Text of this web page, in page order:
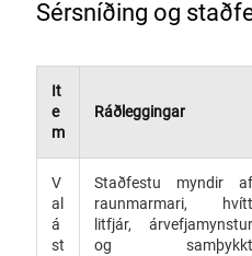
Sérsníðing og
It
e
m
Ráðleggingar
V
al
á
st
Staðfestu myndir af
raunmarmari, hvítt
litfjár, árvefjamynstur
og samþykkt